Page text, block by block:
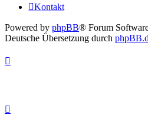
Kontakt
Powered by phpBB® Forum
Deutsche Übersetzung durch